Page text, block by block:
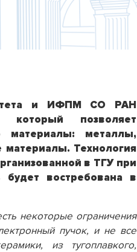
и ИФПМ СО РАН
который позволяет
материалы: металлы,
материалы. Технология
в ТГУ при
востребована в
некоторые ограничения
пучок, и не все
из тугоплавкого,